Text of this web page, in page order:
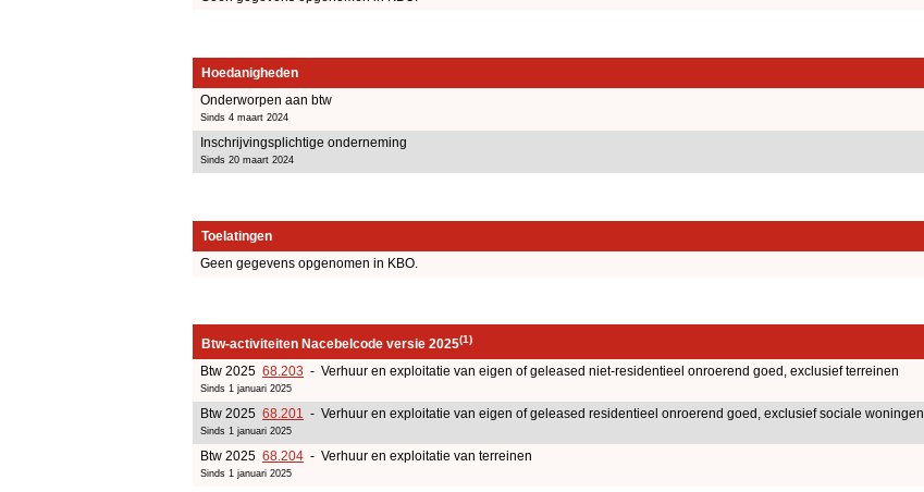
Hoedanigheden
Onderworpen aan btw
Sinds 4 maart 2024
Inschrijvingsplichtige onderneming
Sinds 20 maart 2024
Toelatingen
Geen gegevens opgenomen in KBO.
Btw-activiteiten Nacebelcode versie 2025(1)
Btw 2025 68.203 - Verhuur en exploitatie van eigen of geleased niet-residentieel onroerend goed, exclusief terreinen
Sinds 1 januari 2025
Btw 2025 68.201 - Verhuur en exploitatie van eigen of geleased residentieel onroerend goed, exclusief sociale woningen
Sinds 1 januari 2025
Btw 2025 68.204 - Verhuur en exploitatie van terreinen
Sinds 1 januari 2025